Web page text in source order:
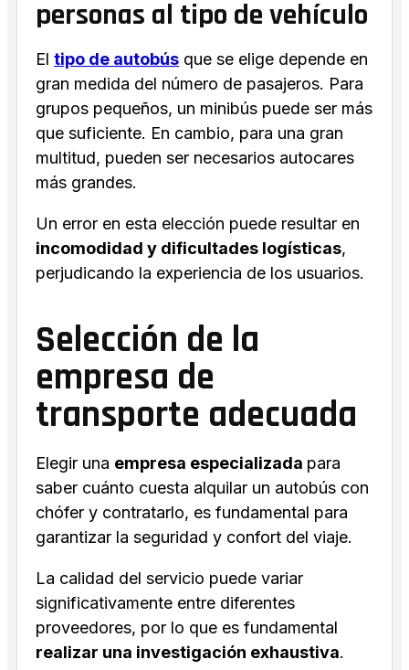
personas al tipo de vehículo
El tipo de autobús que se elige depende en
gran medida del número de pasajeros. Para
grupos pequeños, un minibús puede ser más
que suficiente. En cambio, para una gran
multitud, pueden ser necesarios autocares
más grandes.
Un error en esta elección puede resultar en
incomodidad y dificultades logísticas,
perjudicando la experiencia de los usuarios.
Selección de la
empresa de
transporte adecuada
Elegir una empresa especializada para
saber cuánto cuesta alquilar un autobús con
chófer y contratarlo, es fundamental para
garantizar la seguridad y confort del viaje.
La calidad del servicio puede variar
significativamente entre diferentes
proveedores, por lo que es fundamental
realizar una investigación exhaustiva.